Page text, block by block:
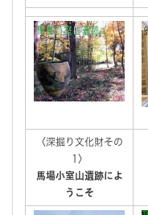
〈深掘り文化財その
1〉
馬場小室山遺跡によ
うこそ